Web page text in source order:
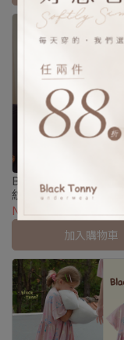
Black Tonny 小熊餅
紋褲套裝
NT$890
加入購物車